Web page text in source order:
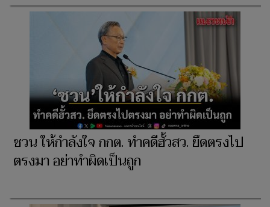
ชวน ให้กำลังใจ กกต. ทำคดีฮั้วสว. ยึดตรงไป
ตรงมา อย่าทำผิดเป็นถูก